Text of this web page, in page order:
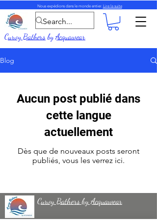
Nous expédions dans le monde entier. Lire la suite
Curvy BathersbyAcquawear
Blog
Aucun post publié dans
cette langue
actuellement
Dès que de nouveaux posts seront
publiés, vous les verrez ici.
Curvy Bathers by Acquawear